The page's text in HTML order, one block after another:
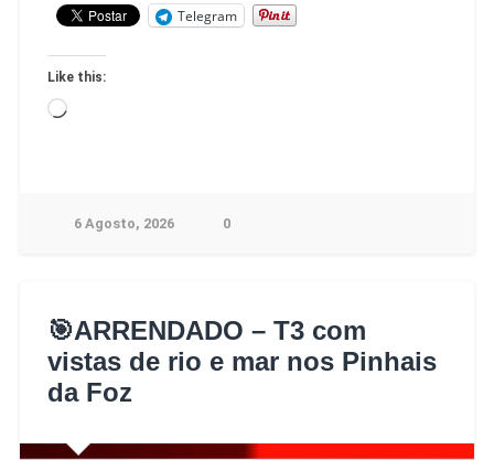
Telegram
Like this:
6 Agosto, 2026 0
🎯ARRENDADO – T3 com
vistas de rio e mar nos Pinhais
da Foz